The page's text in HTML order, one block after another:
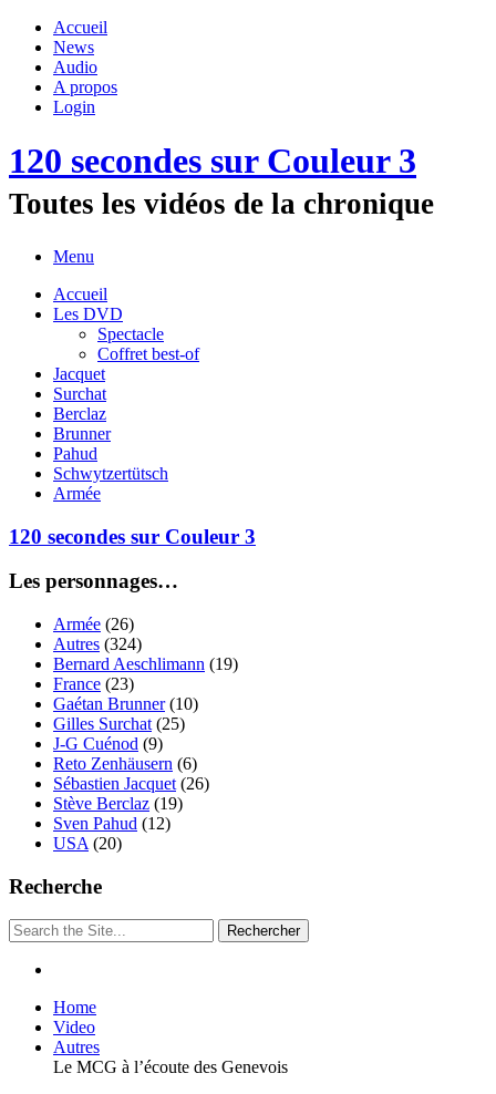
Accueil
News
Audio
A propos
Login
120 secondes sur Couleur 3
Toutes les vidéos de la chronique
Menu
Accueil
Les DVD
Spectacle
Coffret best-of
Jacquet
Surchat
Berclaz
Brunner
Pahud
Schwytzertütsch
Armée
120 secondes sur Couleur 3
Les personnages…
Armée (26)
Autres (324)
Bernard Aeschlimann (19)
France (23)
Gaétan Brunner(10)
Gilles Surchat (25)
J-G Cuénod (9)
Reto Zenhäusern (6)
Sébastien Jacquet (26)
Stève Berclaz (19)
Sven Pahud (12)
USA (20)
Recherche
Home
Video
Autres
Le MCG à l’écoute des Genevois